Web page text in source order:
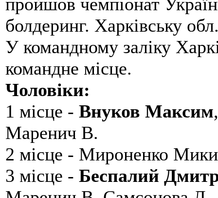
болдеринг. Харківську
У командному заліку
командне місце.
Чоловіки:
1 місце - Внуков Максим
Маренич В.
2 місце - Мироненко
3 місце - Беспалий